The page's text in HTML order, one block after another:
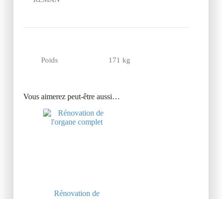
Poids 171 kg
Vous aimerez peut-être aussi…
Rénovation de